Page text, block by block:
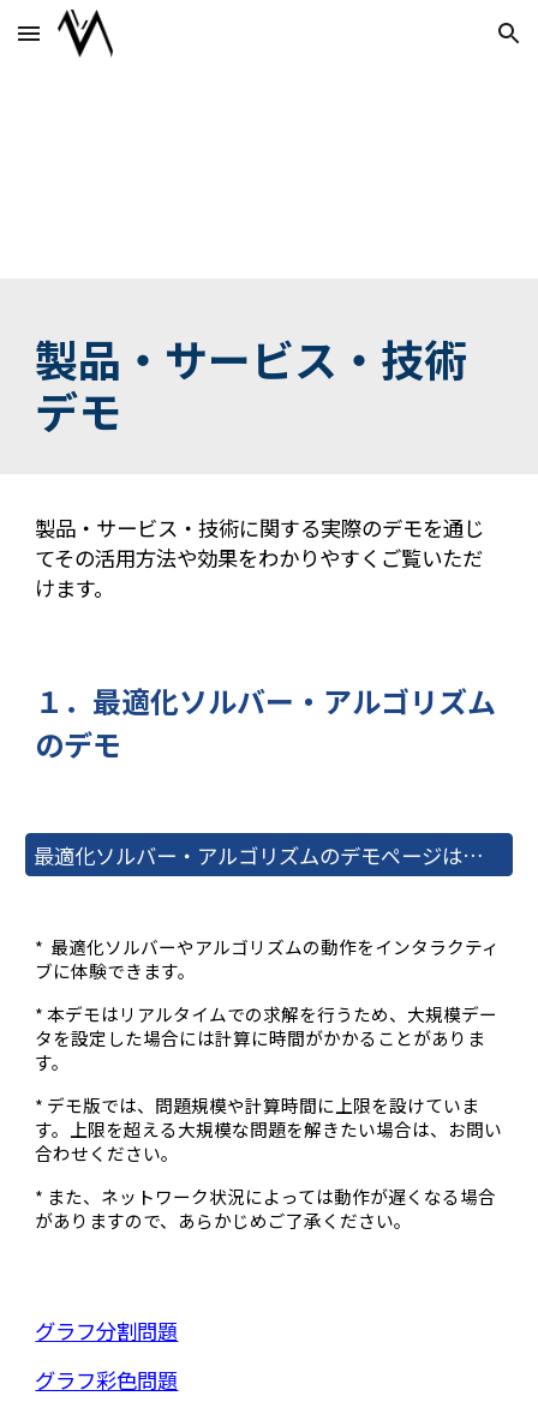
Skip to main content Skip to navigation
製品・サービス・技術
デモ
製品・サービス・技術に関する実際のデモを通じ
てその活用方法や効果をわかりやすくご覧いただ
けます。
１．最適化ソルバー・アルゴリズム
のデモ
最適化ソルバー・アルゴリズムのデモページはこちら
* 最適化ソルバーやアルゴリズムの動作をインタラクティ
ブに体験できます。
*本デモはリアルタイムでの求解を行うため、大規模デー
タを設定した場合には計算に時間がかかることがありま
す。
* デモ版では、問題規模や計算時間に上限を設けていま
す。上限を超える大規模な問題を解きたい場合は、お問い
合わせください。
* また、ネットワーク状況によっては動作が遅くなる場合
がありますので、あらかじめご了承ください。
グラフ分割問題
グラフ彩色問題